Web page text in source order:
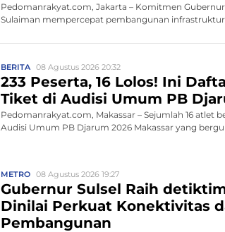
Pedomanrakyat.com, Jakarta – Komitmen
Sulaiman mempercepat pembangunan infrastruktur
BERITA 08 Agustus 2026 20:32
233 Peserta, 16 Lolos! Ini
Tiket di Audisi Umum PB
Pedomanrakyat.com, Makassar – Sejumlah 16 atlet
Audisi Umum PB Djarum 2026 Makassar yang
METRO 08 Agustus 2026 19:27
Gubernur Sulsel Raih
Dinilai Perkuat Konektivitas
Pembangunan